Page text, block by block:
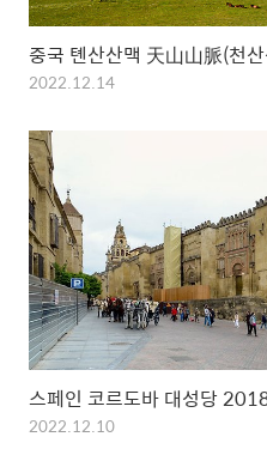
중국 톈산산맥 天山山脈(천
2022.12.14
스페인 코르도바 대성당
2022.12.10